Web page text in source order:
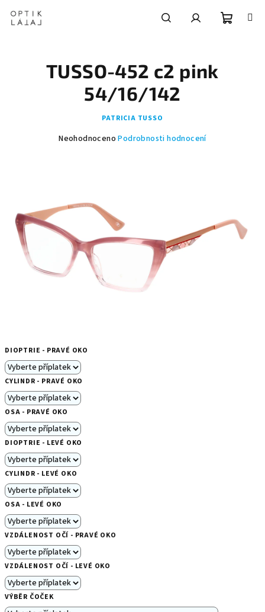
obsah
DIOPTRIE - PRAVÉ OKO
CYLINDR - PRAVÉ OKO
OSA - PRAVÉ OKO
DIOPTRIE - LEVÉ OKO
CYLINDR - LEVÉ OKO
OSA - LEVÉ OKO
VZDÁLENOST OČÍ - PRAVÉ OKO
VZDÁLENOST OČÍ - LEVÉ OKO
VÝBĚR ČOČEK
TUSSO-452 c2 pink
54/16/142
PATRICIA TUSSO
Průměrné
5
Neohodnoceno Podrobnosti hodnocení